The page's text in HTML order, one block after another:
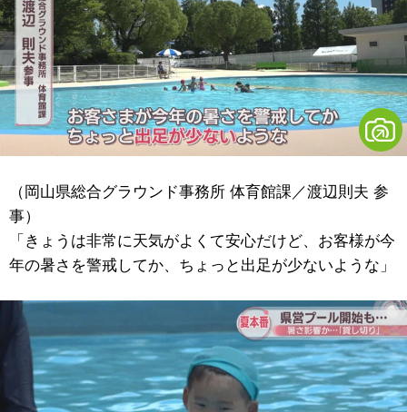
（岡山県総合グラウンド事務所 体育館課／渡辺則夫 参
事）
「きょうは非常に天気がよくて安心だけど、お客様が今
年の暑さを警戒してか、ちょっと出足が少ないような」